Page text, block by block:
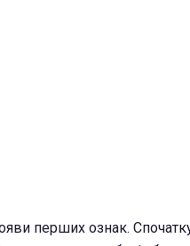
перших ознак.